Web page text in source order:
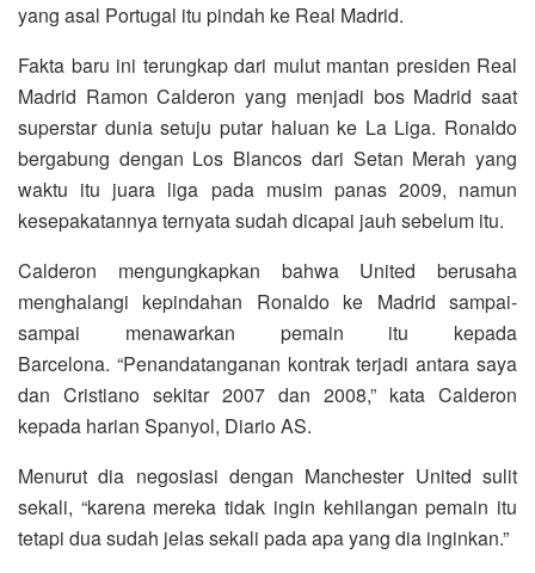
yang asal Portugal itu pindah ke Real Madrid.
Fakta baru ini terungkap dari mulut mantan presiden Real
Madrid Ramon Calderon yang menjadi bos Madrid saat
superstar dunia setuju putar haluan ke La Liga. Ronaldo
bergabung dengan Los Blancos dari Setan Merah yang
waktu itu juara liga pada musim panas 2009, namun
kesepakatannya ternyata sudah dicapai jauh sebelum itu.
Calderon mengungkapkan bahwa United berusaha
menghalangi kepindahan Ronaldo ke Madrid sampai-
sampai menawarkan pemain itu kepada
Barcelona. “Penandatanganan kontrak terjadi antara saya
dan Cristiano sekitar 2007 dan 2008,” kata Calderon
kepada harian Spanyol, Diario AS.
Menurut dia negosiasi dengan Manchester United sulit
sekali, “karena mereka tidak ingin kehilangan pemain itu
tetapi dua sudah jelas sekali pada apa yang dia inginkan.”